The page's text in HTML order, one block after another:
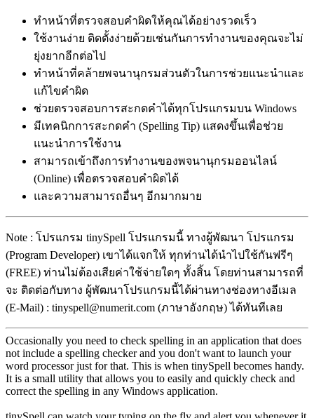
ทำหน้าที่ตรวจสอบคำผิดให้คุณได้อย่างรวดเร็ว
ใช้งานง่าย ติดตั้งง่ายด้วยเช่นกันการทำงานของคุณจะไม่
ยุ่งยากอีกต่อไป
ทำหน้าที่คล้ายพจนานุกรมส่วนตัวในการช่วยแนะนำและ
แก้ไขคำผิด
ช่วยตรวจสอบการสะกดคำได้ทุกโปรแกรมบน Windows
มีเทคนิกการสะกดคำ (Spelling Tip) แสดงขึ้นเพื่อช่วย
แนะนำการใช้งาน
สามารถเข้าถึงการทำงานของพจนานุกรมออนไลน์
(Online) เพื่อตรวจสอบคำผิดได้
และความสามารถอื่นๆ อีกมากมาย
Note : โปรแกรม tinySpell โปรแกรมนี้ ทางผู้พัฒนา โปรแกรม
(Program Developer) เขาได้แจกให้ ทุกท่านได้นำไปใช้กันฟรีๆ
(FREE) ท่านไม่ต้องเสียค่าใช้จ่ายใดๆ ทั้งสิ้น โดยท่านสามารถที่
จะ ติดต่อกับทาง ผู้พัฒนาโปรแกรมนี้ได้ผ่านทางช่องทางอีเมล
(E-Mail) : tinyspell@numerit.com (ภาษาอังกฤษ) ได้ทันทีเลย
Occasionally you need to check spelling in an application that does
not include a spelling checker and you don't want to launch your
word processor just for that. This is when tinySpell becomes handy.
It is a small utility that allows you to easily and quickly check and
correct the spelling in any Windows application.